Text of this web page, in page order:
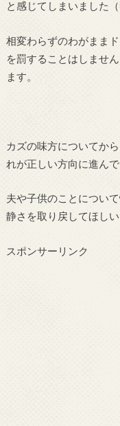
と感じてしまいました（
相変わらずのわがまま
を罰することはしませ
ます。
カズの味方についてか
れが正しい方向に進んで
夫や子供のことについ
静さを取り戻してほしい
スポンサーリンク